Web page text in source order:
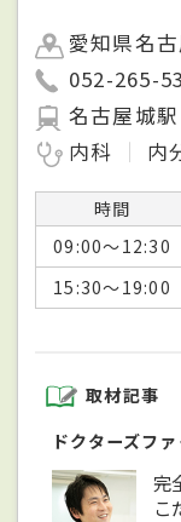
愛知県名
052-265-
名古屋城
内科
内
時間
09:00～12:30
15:30～19:00
取材記事
ドクターズフ
完
こ